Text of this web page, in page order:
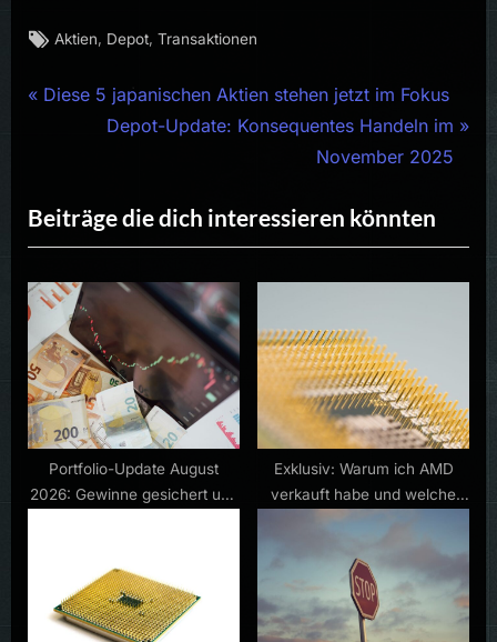
Tags:
Aktien Depot ,Transaktionen
Beitragsnavigation
P
i
o
u
s
P
o
s
t
Diese 5 japanischen Aktien stehen jetzt im Fokus
N
t
P
o
t
:
Depot-Update: Konsequentes Handeln im
November 2025
Beiträge die dich interessieren könnten
Portfolio-Update August
2026: Gewinne gesichert und
Exklusiv: Warum ich AMD
verkauft habe und welche
Aktie ich als nächstes kaufe